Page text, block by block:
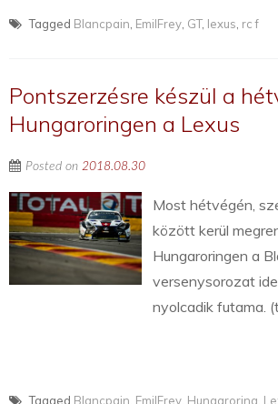
Tagged Blancpain EmilFrey GT, lexus rc f
Pontszerzésre készül a
Hungaroringen a Lexus
Posted on 2018.08.30
Most hétvégén,
között kerül
Hungaroringen a
versenysorozat
nyolcadik futama.
Tagged Blancpain EmilFrey Hungaroring